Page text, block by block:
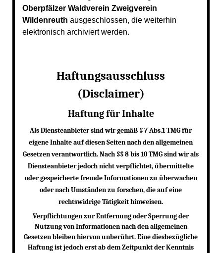
Oberpfälzer Waldverein Zweigverein
Wildenreuth ausgeschlossen, die weiterhin
elektronisch archiviert werden.
Haftungsausschluss
(Disclaimer)
Haftung für Inhalte
Als Diensteanbieter sind wir gemäß § 7 Abs.1 TMG für
eigene Inhalte auf diesen Seiten nach den allgemeinen
Gesetzen verantwortlich. Nach §§ 8 bis 10 TMG sind wir als
Diensteanbieter jedoch nicht verpflichtet, übermittelte
oder gespeicherte fremde Informationen zu überwachen
oder nach Umständen zu forschen, die auf eine
rechtswidrige Tätigkeit hinweisen.
Verpflichtungen zur Entfernung oder Sperrung der
Nutzung von Informationen nach den allgemeinen
Gesetzen bleiben hiervon unberührt. Eine diesbezügliche
Haftung ist jedoch erst ab dem Zeitpunkt der Kenntnis